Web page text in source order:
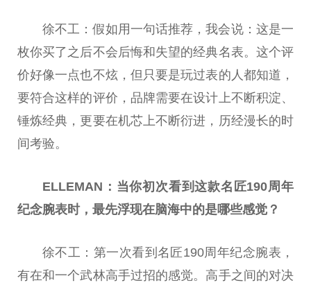
徐不工：假如用一句话推荐，我会说：这是一
枚你买了之后不会后悔和失望的经典名表。这个评
价好像一点也不炫，但只要是玩过表的人都知道，
要符合这样的评价，品牌需要在设计上不断积淀、
锤炼经典，更要在机芯上不断衍进，历经漫长的时
间考验。
ELLEMAN： 当你初次看到这款名匠190周年
纪念腕表时，最先浮现在脑海中的是哪些感觉？
徐不工：第一次看到名匠190周年纪念腕表，
有在和一个武林高手过招的感觉。高手之间的对决